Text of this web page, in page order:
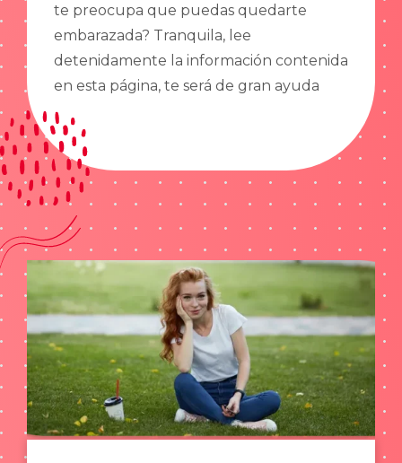
te preocupa que puedas quedarte
embarazada? Tranquila, lee
detenidamente la información contenida
en esta página, te será de gran ayuda